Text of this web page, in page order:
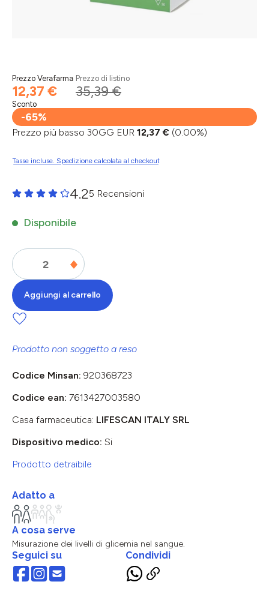
Prezzo Verafarma
12,37 €
Prezzo di listino
35,39 €
Sconto
-65%
Prezzo più basso 30GG EUR 12,37 € (0.00%)
Tasse incluse. Spedizione calcolata al checkout
4.25 Recensioni
Disponibile
Aggiungi al carrello
Prodotto non soggetto a reso
Codice Minsan: 920368723
Codice ean: 7613427003580
Casa farmaceutica: LIFESCAN ITALY SRL
Dispositivo medico: Si
Prodotto detraibile
Adatto a
A cosa serve
Misurazione dei livelli di glicemia nel sangue.
Seguici su Condividi